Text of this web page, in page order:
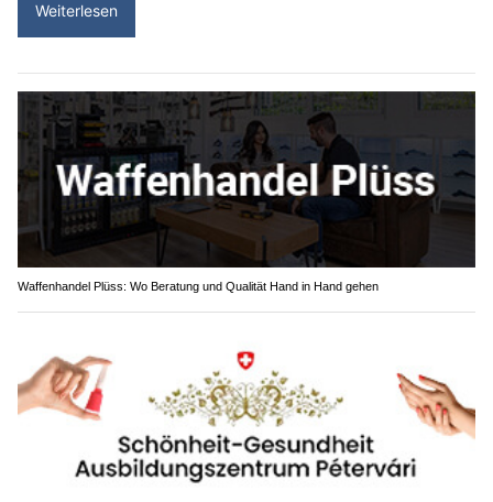
Weiterlesen
Waffenhandel Plüss: Wo Beratung und Qualität Hand in Hand gehen